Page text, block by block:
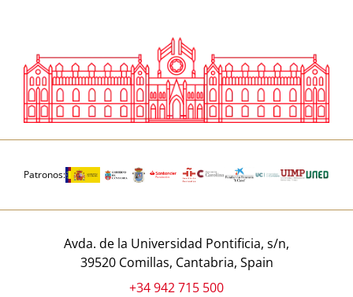
Patronos:
Avda. de la Universidad Pontificia, s/n,
39520 Comillas, Cantabria, Spain
+34 942 715 500